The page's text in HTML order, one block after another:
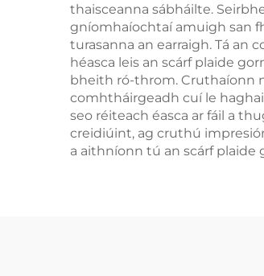
thaisceanna sábháilte.
gníomhaíochtaí amuigh san
turasanna an earraigh. Tá an
héasca leis an scárf plaide
bheith ró-throm. Cruthaíonn
comhtháirgeadh cuí le
seo réiteach éasca ar fáil a
creidiúint, ag cruthú
a aithníonn tú an scárf plaide